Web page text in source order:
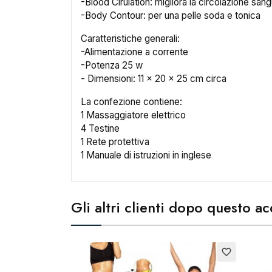
-Body Contour: per una pelle soda e tonica
Caratteristiche generali:
-Alimentazione a corrente
-Potenza 25 w
- Dimensioni: 11 x 20 x 25 cm circa
La confezione contiene:
1 Massaggiatore elettrico
4 Testine
1 Rete protettiva
1 Manuale di istruzioni in inglese
Gli altri clienti dopo questo
favorite_border